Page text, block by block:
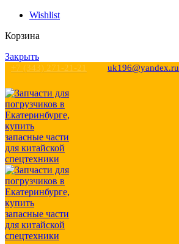
Wishlist
Корзина
Закрыть
+7 (343) 271-21-21 uk196@yandex.ru